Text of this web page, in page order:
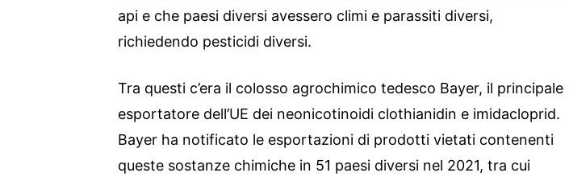
api e che paesi diversi avessero climi e parassiti diversi,
richiedendo pesticidi diversi.
Tra questi c’era il colosso agrochimico tedesco Bayer, il principale
esportatore dell’UE dei neonicotinoidi clothianidin e imidacloprid.
Bayer ha notificato le esportazioni di prodotti vietati contenenti
queste sostanze chimiche in 51 paesi diversi nel 2021, tra cui